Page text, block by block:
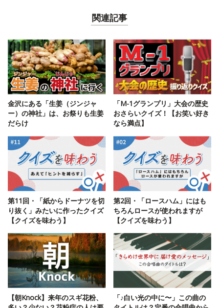
関連記事
金沢にある「生姜（ジンジャ
ー）の神社」は、お祭りも生姜
だらけ
「M-1グランプリ」大会の歴史
おさらいクイズ！【お笑い好き
なら満点】
第11回・「紙からドーナツを切
り抜く」みたいに作ったクイズ
【クイズを味わう】
第2回・「ロースハム」にはも
ちろんロースが使われますが
【クイズを味わう】
【朝Knock】来年のスギ花粉、
「♪白い光の中に〜」この曲の